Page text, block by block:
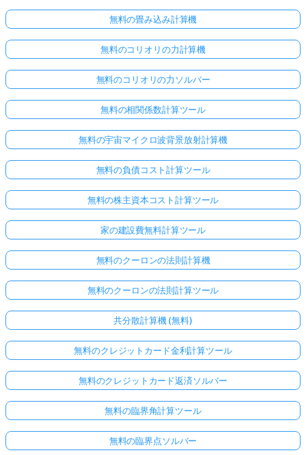
無料の畳み込み計算機
無料のコリオリの力計算機
無料のコリオリの力ソルバー
無料の相関係数計算ツール
無料の宇宙マイクロ波背景放射計算機
無料の負債コスト計算ツール
無料の株主資本コスト計算ツール
家の建設費無料計算ツール
無料のクーロンの法則計算機
無料のクーロンの法則計算ツール
共分散計算機 (無料)
無料のクレジットカード金利計算ツール
無料のクレジットカード返済ソルバー
無料の臨界角計算ツール
無料の臨界点ソルバー